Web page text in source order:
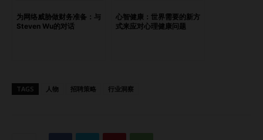
拥有强大本地网络和市场知识的招聘机构合作，是一个有效的
问：您认为泰国就业市场中哪些技能或素质最受欢迎？尤其是
备人工智能、网络安全、云计算和数据分析技能的专业人士。
为网络威胁做财务准备：与
Steven Wu的对话
心智健康：世界需要的新方
式来应对心理健康问题
TAGS 人物 招聘策略 行业洞察